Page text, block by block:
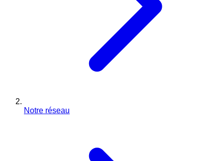
Notre réseau